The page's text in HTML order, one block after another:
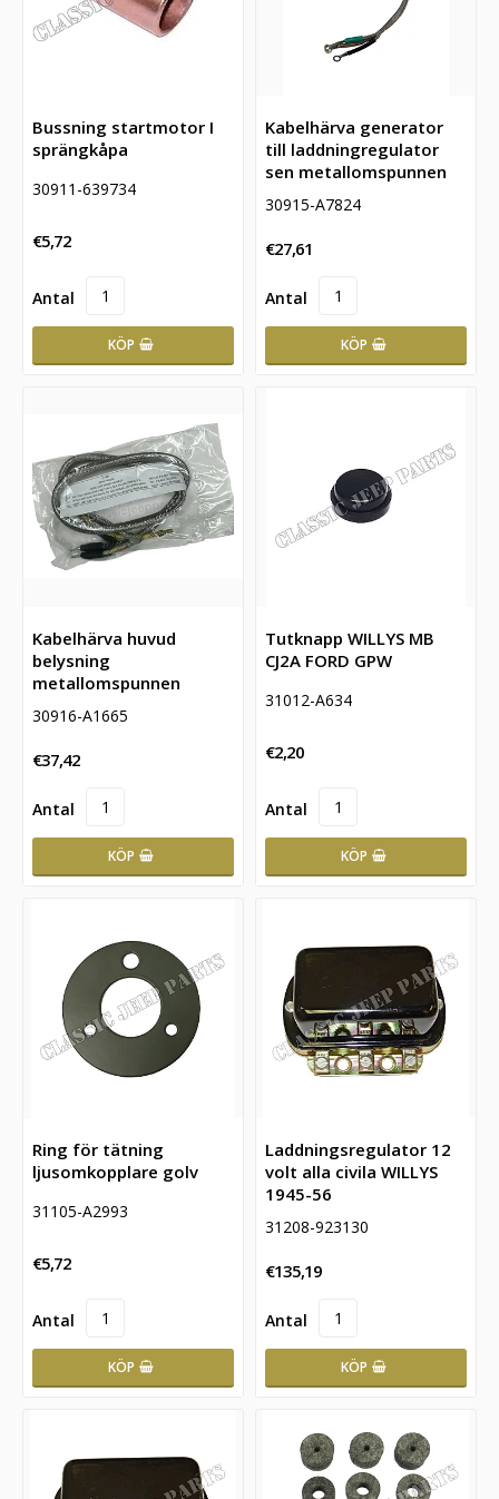
Bussning startmotor I
sprängkåpa
30911-639734
€5,72
KÖP
Kabelhärva generator
till laddningregulator
sen metallomspunnen
30915-A7824
€27,61
KÖP
Kabelhärva huvud
belysning
metallomspunnen
30916-A1665
€37,42
KÖP
Tutknapp WILLYS MB
CJ2A FORD GPW
31012-A634
€2,20
KÖP
Ring för tätning
ljusomkopplare golv
31105-A2993
€5,72
KÖP
Laddningsregulator 12
volt alla civila WILLYS
1945-56
31208-923130
€135,19
KÖP